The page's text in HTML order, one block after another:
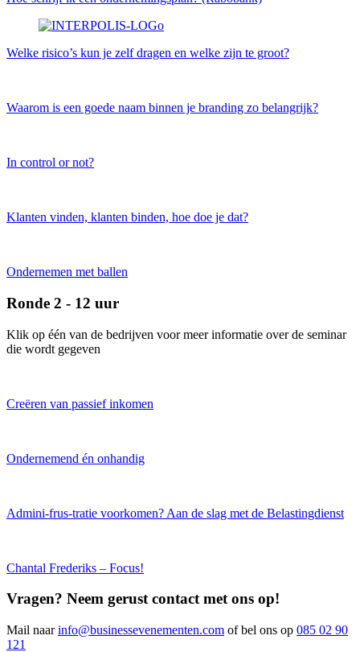
Welke risico’s kun je zelf dragen en welke zijn te groot?
Waarom is een goede naam binnen je branding zo belangrijk?
In control or not?
Klanten vinden, klanten binden, hoe doe je dat?
Ondernemen met ballen
Ronde 2 - 12 uur
Klik op één van de bedrijven voor meer informatie over de seminar
die wordt gegeven
Creëren van passief inkomen
Ondernemend én onhandig
Admini-frus-tratie voorkomen? Aan de slag met de Belastingdienst
Chantal Frederiks – Focus!
Vragen? Neem gerust contact met ons op!
Mail naarinfo@businessevenementen.com of bel ons op 085 02 90
121